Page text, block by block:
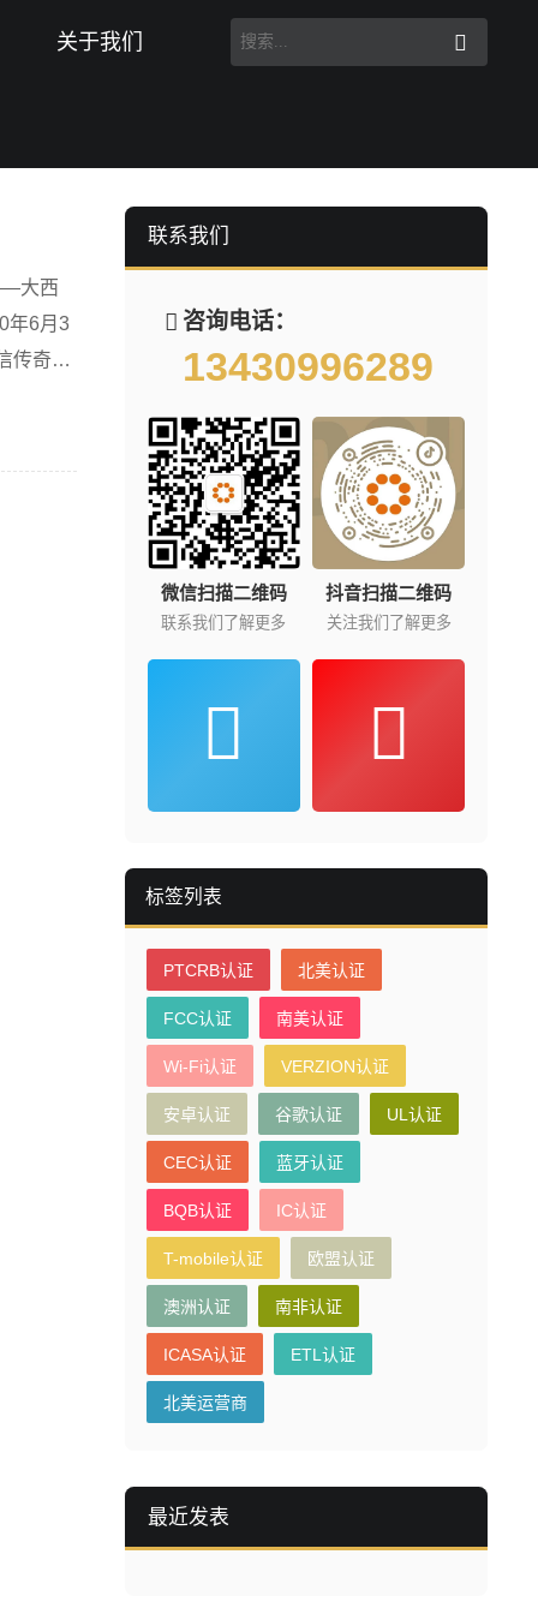
关于我们
大西
年6月3
传奇。
联系我们
咨询电话：
13430996289
微信扫描二维码
联系我们了解更多
抖音扫描二维码
关注我们了解更多
标签列表
PTCRB认证 北美认证
FCC认证 南美认证
Wi-Fi认证 VERZION认证
安卓认证 谷歌认证 UL认证
CEC认证 蓝牙认证
BQB认证 IC认证
T-mobile认证 欧盟认证
澳洲认证 南非认证
ICASA认证 ETL认证
北美运营商
最近发表